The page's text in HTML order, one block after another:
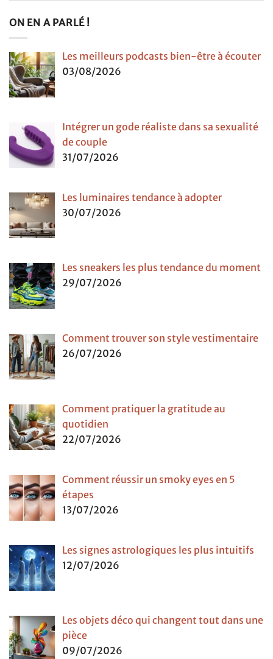
ON EN A PARLÉ !
Les meilleurs podcasts bien-être à écouter
03/08/2026
Intégrer un gode réaliste dans sa sexualité
de couple
31/07/2026
Les luminaires tendance à adopter
30/07/2026
Les sneakers les plus tendance du moment
29/07/2026
Comment trouver son style vestimentaire
26/07/2026
Comment pratiquer la gratitude au
quotidien
22/07/2026
Comment réussir un smoky eyes en 5
étapes
13/07/2026
Les signes astrologiques les plus intuitifs
12/07/2026
Les objets déco qui changent tout dans une
pièce
09/07/2026